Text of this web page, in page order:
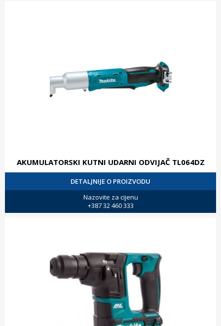
AKUMULATORSKI KUTNI UDARNI ODVIJAČ TL064DZ
DETALJNIJE O PROIZVODU
Nazovite za cijenu
+387 32 460 333